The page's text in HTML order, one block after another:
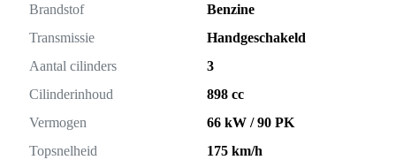
Brandstof
Benzine
Transmissie
Handgeschakeld
Aantal cilinders
3
Cilinderinhoud
898 cc
Vermogen
66 kW / 90 PK
Topsnelheid
175 km/h